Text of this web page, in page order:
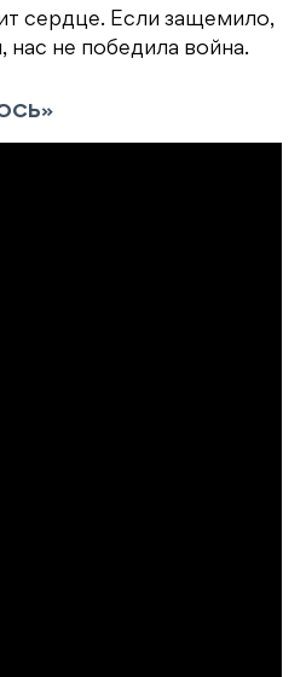
сердце. Если защемило,
не победила война.